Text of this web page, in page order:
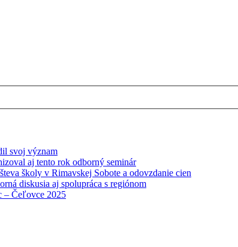
svoj význam
aj tento rok odborný seminár
školy v Rimavskej Sobote a odovzdanie cien
diskusia aj spolupráca s regiónom
– Čeľovce 2025